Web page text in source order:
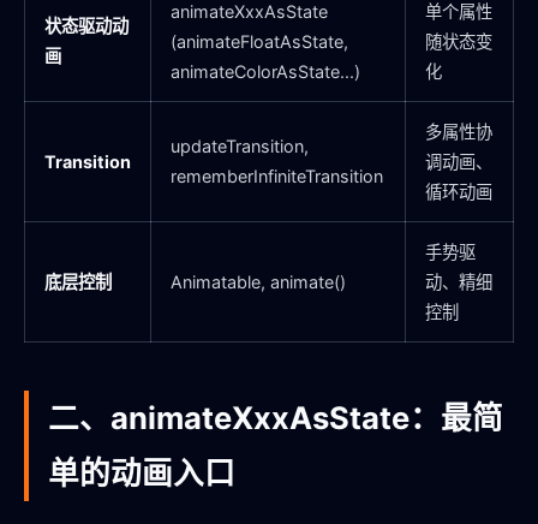
状态驱动动
画
animateXxxAsState
(animateFloatAsState,
animateColorAsState...)
单个属性
随状态变
化
Transition
updateTransition,
rememberInfiniteTransition
多属性协
调动画、
循环动画
底层控制 Animatable, animate()
手势驱
动、精细
控制
二、animateXxxAsState：最简
单的动画入口